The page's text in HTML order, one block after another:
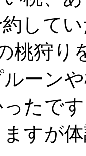
して
桃狩り
ーン
たで
すが